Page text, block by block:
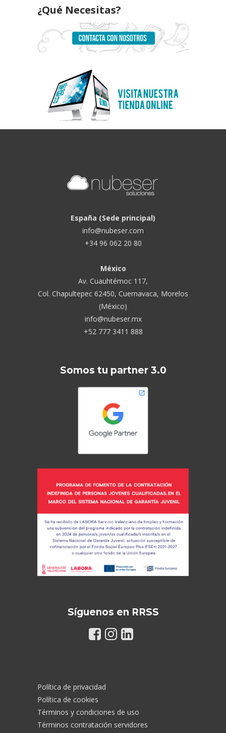
¿Qué Necesitas?
España (Sede principal)
info@nubeser.com
+34 96 062 20 80
México
Av. Cuauhtémoc 117,
Col. Chapultepec 62450, Cuernavaca, Morelos
(México)
info@nubeser.mx
+52 777 3411 888
Somos tu partner 3.0
Síguenos en RRSS
Política de privacidad
Política de cookies
Términos y condiciones de uso
Términos contratación servidores